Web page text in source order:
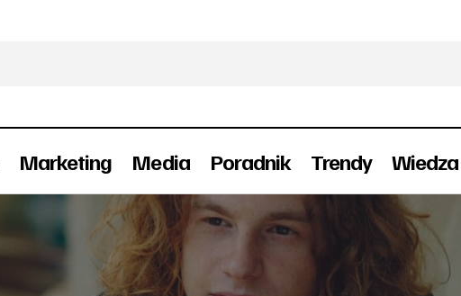
Marketing Media Poradnik Trendy Wiedza
Ciekawostki Ludzie KAWA może być lekarstwem na raka?